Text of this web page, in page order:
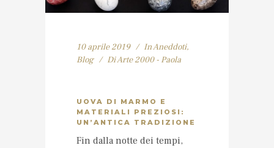
10 aprile 2019 InAneddoti,
Blog
DiArte 2000 - Paola
UOVA DI MARMO E
MATERIALI PREZIOSI:
UN’ANTICA TRADIZIONE
Fin dalla notte dei tempi,